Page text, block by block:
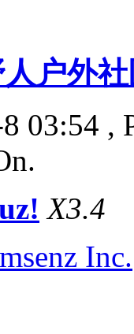
户外
03:54 ,
X3.4
Inc.